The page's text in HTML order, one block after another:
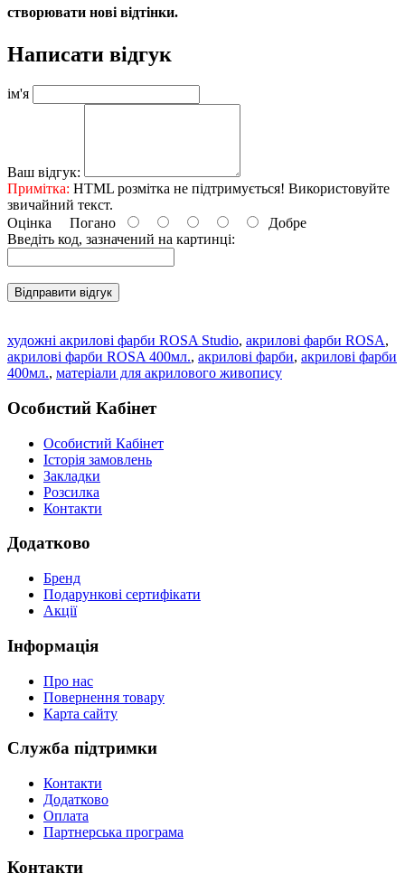
створювати нові відтінки.
Написати відгук
ім'я
Ваш відгук:
Примітка: HTML розмітка не підтримується! Використовуйте
звичайний текст.
Оцінка Погано
Добре
Введіть код, зазначений на картинці:
Відправити відгук
художні акрилові фарби ROSA Studio, акрилові фарби ROSA,
акрилові фарби ROSA 400мл., акрилові фарби, акрилові фарби
400мл., матеріали для акрилового живопису
Особистий Кабінет
Особистий Кабінет
Історія замовлень
Закладки
Розсилка
Контакти
Додатково
Бренд
Подарункові сертифікати
Акції
Інформація
Про нас
Повернення товару
Карта сайту
Служба підтримки
Контакти
Додатково
Оплата
Партнерська програма
Контакти